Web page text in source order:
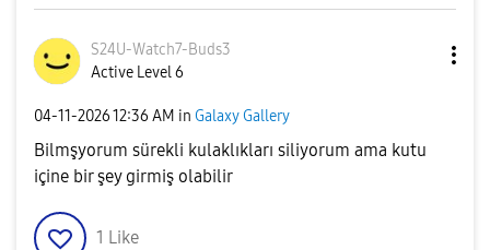
S24U-Watch7-Buds3
Active Level 6
‎04-11-202612:36 AM in Galaxy Gallery
Bilmşyorum sürekli kulaklıkları siliyorum ama kutu
içine bir şey girmiş olabilir
1 Like